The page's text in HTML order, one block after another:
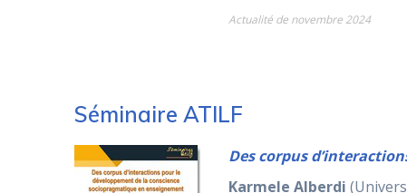
Actualité de novembre 2024
Séminaire ATILF
Des corpus
Karmele Alberdi